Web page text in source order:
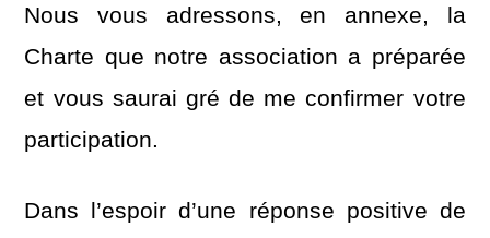
Nous vous adressons, en annexe, la
Charte que notre association a préparée
et vous saurai gré de me confirmer votre
participation.
Dans l’espoir d’une réponse positive de